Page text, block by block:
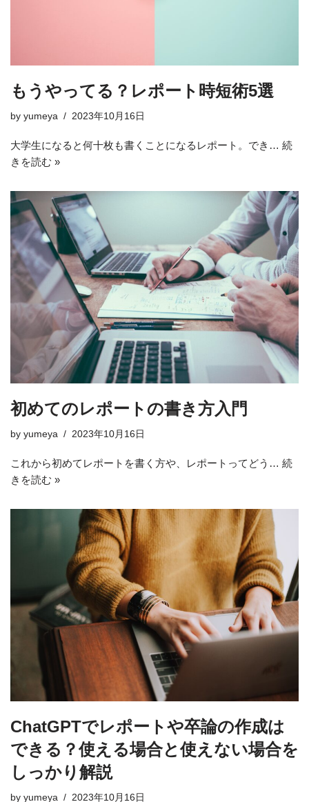
もうやってる？レポート時短術5選
by yumeya 2023年10月16日
大学生になると何十枚も書くことになるレポート。でき… 続
きを読む »
初めてのレポートの書き方入門
by yumeya 2023年10月16日
これから初めてレポートを書く方や、レポートってどう… 続
きを読む »
ChatGPTでレポートや卒論の作成は
できる？使える場合と使えない場合を
しっかり解説
by yumeya 2023年10月16日